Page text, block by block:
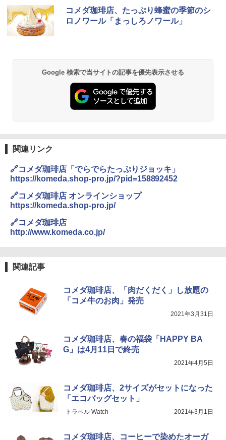
1
チキンラーメン どんぶり 85g×12個 日清
食品 インスタント カップ麺
【公式】ブタメン とんこつ味 35g×15個
| 業務用 夜食 カップラーメン ミニカップ
麺 小腹 インスタント アウトドアにも ロ
ーリングストック 大人買い おやつカン
パニー
3
国分 tabete だし麺 千葉県産はまぐりだ
し 塩らーめん 108g×10袋 保存食 備蓄
￥2,323
4
カップヌードル カップヌードルPRO シ
カップヌードル カップヌードルPRO し
ょうゆ 高たんぱく&低糖質 さらに塩分控
￥2,885
1
[山善] スチームオーブンレンジ 25L 一人
暮らし 二人暮らし フラットテーブル ス
チーム調理 自動メニュー19種搭載 角皿
シャープ 過熱水蒸気 オーブンレンジ 26
L コンベクション 2段調理 ホワイト RE-
SS26B-W
高効率 15L 一人暮らし 二人暮らし スチ
ーム調理 フラットテーブル トースト機
ック YRZ-WF150TV(B)
お手入れ 小型 新生活 一人暮らし 二人暮
らし ファミリー
5
シャープ ウォーターオーブン ヘルシオ
AX-XJ1-B ブラック 30L 2段調理 コンベ
￥44,800
コメダ珈琲店、たっぷり蜂蜜の季節のシ
ロノワール「まっしろノワール」
Google 検索で当サイトの記事を優先表示させる
関連リンク
🔗コメダ珈琲店「でらでらたっぷりジョッキ」
https://komeda.shop-pro.jp/?pid=158892452
🔗コメダ珈琲店 オンラインショップ
https://komeda.shop-pro.jp/
🔗コメダ珈琲店
http://www.komeda.co.jp/
関連記事
コメダ珈琲店、「肉だくだく」し放題の
「コメ牛のお肉」発売
2021年3月31日
コメダ珈琲店、春の福袋「HAPPY BA
G」は4月11日で終売
2021年4月5日
コメダ珈琲店、2サイズがセットになった
「エコバッグセット」
トラベル Watch 2021年3月1日
コメダ珈琲店、コーヒーで染めたオーガ